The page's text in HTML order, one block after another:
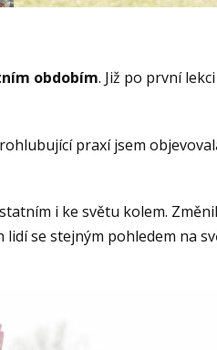
obdobím. Již po první
praxí jsem
i ke světu kolem.
se stejným pohledem na